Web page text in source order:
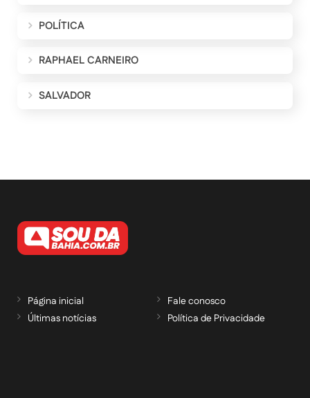
POLÍTICA
RAPHAEL CARNEIRO
SALVADOR
Página inicial
Últimas notícias
Fale conosco
Política de Privacidade